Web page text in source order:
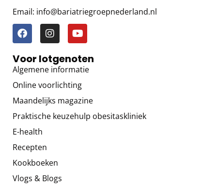
Email: info@bariatriegroepnederland.nl
Voor lotgenoten
Algemene informatie
Online voorlichting
Maandelijks magazine
Praktische keuzehulp obesitaskliniek
E-health
Recepten
Kookboeken
Vlogs & Blogs